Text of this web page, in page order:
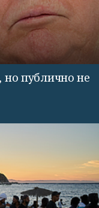
но публично не